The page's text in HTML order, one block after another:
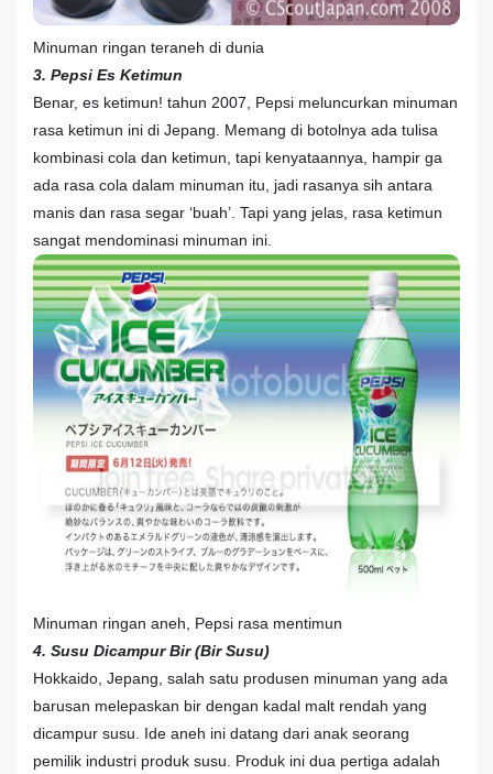
Minuman ringan teraneh di dunia
3. Pepsi Es Ketimun
Benar, es ketimun! tahun 2007, Pepsi meluncurkan minuman
rasa ketimun ini di Jepang. Memang di botolnya ada tulisa
kombinasi cola dan ketimun, tapi kenyataannya, hampir ga
ada rasa cola dalam minuman itu, jadi rasanya sih antara
manis dan rasa segar ‘buah’. Tapi yang jelas, rasa ketimun
sangat mendominasi minuman ini.
Minuman ringan aneh, Pepsi rasa mentimun
4. Susu Dicampur Bir (Bir Susu)
Hokkaido, Jepang, salah satu produsen minuman yang ada
barusan melepaskan bir dengan kadal malt rendah yang
dicampur susu. Ide aneh ini datang dari anak seorang
pemilik industri produk susu. Produk ini dua pertiga adalah